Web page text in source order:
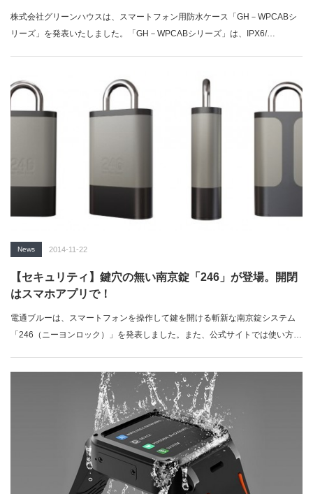
株式会社グリーンハウスは、スマートフォン用防水ケース「GH－WPCABシ
リーズ」を発表いたしました。「GH－WPCABシリーズ」は、IPX6/…
News 2014-11-22
【セキュリティ】鍵穴の無い南京錠「246」が登場。開閉
はスマホアプリで！
電通ブルーは、スマートフォンを操作して鍵を開ける斬新な南京錠システム
「246（ニーヨンロック）」を発表しました。また、公式サイトでは使い方を